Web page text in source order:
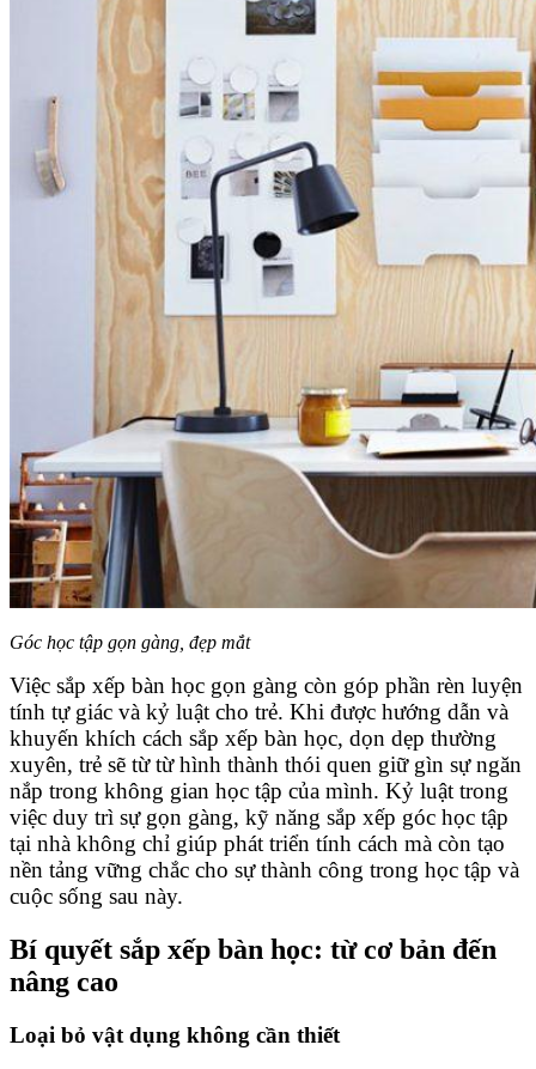
Góc học tập gọn gàng, đẹp mắt
Việc sắp xếp bàn học gọn gàng còn góp phần rèn luyện
tính tự giác và kỷ luật cho trẻ. Khi được hướng dẫn và
khuyến khích cách sắp xếp bàn học, dọn dẹp thường
xuyên, trẻ sẽ từ từ hình thành thói quen giữ gìn sự ngăn
nắp trong không gian học tập của mình. Kỷ luật trong
việc duy trì sự gọn gàng, kỹ năng sắp xếp góc học tập
tại nhà không chỉ giúp phát triển tính cách mà còn tạo
nền tảng vững chắc cho sự thành công trong học tập và
cuộc sống sau này.
Bí quyết sắp xếp bàn học: từ cơ bản đến
nâng cao
Loại bỏ vật dụng không cần thiết